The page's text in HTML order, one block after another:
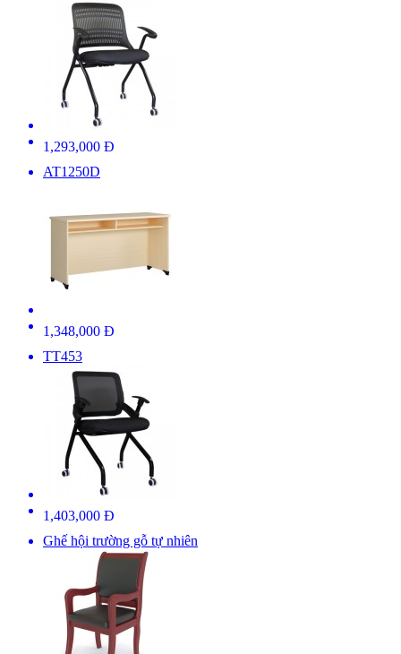
1,293,000 Đ
AT1250D
1,348,000 Đ
TT453
1,403,000 Đ
Ghế hội trường gỗ tự nhiên